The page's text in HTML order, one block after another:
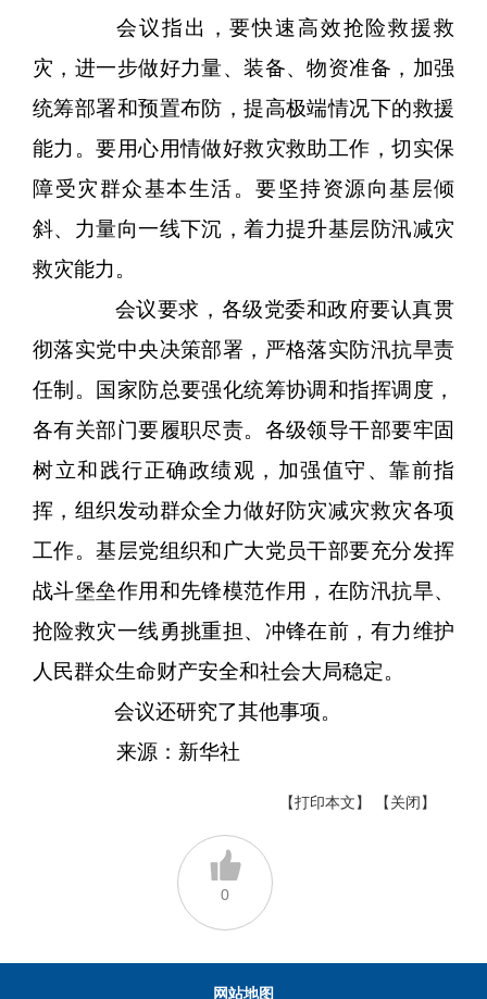
会议指出，要快速高效抢险救援救
灾，进一步做好力量、装备、物资准备，加强
统筹部署和预置布防，提高极端情况下的救援
能力。要用心用情做好救灾救助工作，切实保
障受灾群众基本生活。要坚持资源向基层倾
斜、力量向一线下沉，着力提升基层防汛减灾
救灾能力。
会议要求，各级党委和政府要认真贯
彻落实党中央决策部署，严格落实防汛抗旱责
任制。国家防总要强化统筹协调和指挥调度，
各有关部门要履职尽责。各级领导干部要牢固
树立和践行正确政绩观，加强值守、靠前指
挥，组织发动群众全力做好防灾减灾救灾各项
工作。基层党组织和广大党员干部要充分发挥
战斗堡垒作用和先锋模范作用，在防汛抗旱、
抢险救灾一线勇挑重担、冲锋在前，有力维护
人民群众生命财产安全和社会大局稳定。
会议还研究了其他事项。
来源：新华社
【打印本文】 【关闭】
0
网站地图